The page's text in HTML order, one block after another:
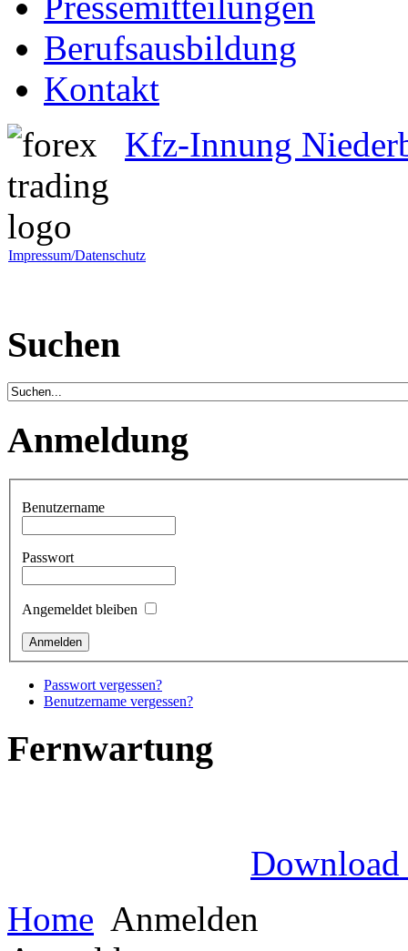
Berufsausbildung
Kontakt
Kfz-Innung
Impressum/Datenschutz
Suchen
Anmeldung
Benutzername
Passwort
Angemeldet bleiben
Passwort vergessen?
Benutzername vergessen?
Fernwartung
Download
Home Anmelden